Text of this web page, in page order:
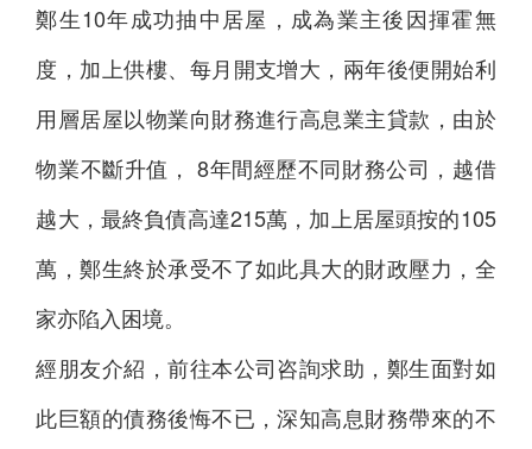
鄭生10年成功抽中居屋，成為業主後因揮霍無
度，加上供樓、每月開支增大，兩年後便開始利
用層居屋以物業向財務進行高息業主貸款，由於
物業不斷升值， 8年間經歷不同財務公司，越借
越大，最終負債高達215萬，加上居屋頭按的105
萬，鄭生終於承受不了如此具大的財政壓力，全
家亦陷入困境。
經朋友介紹，前往本公司咨詢求助，鄭生面對如
此巨額的債務後悔不已，深知高息財務帶來的不